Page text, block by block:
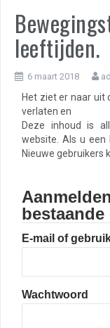
leeftijden.
6 maart 2018
Het ziet er naar uit
verlaten en
Deze inhoud is
website. Als u een
Nieuwe gebruikers
E-mail of
Wachtwoord